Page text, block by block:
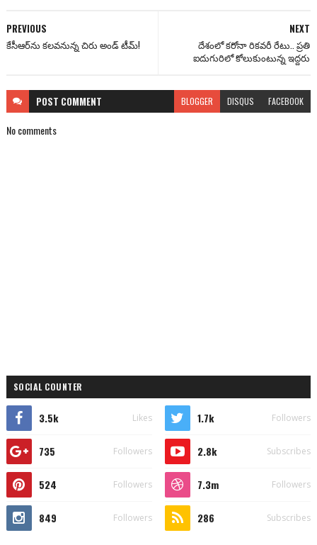
NEXT
దేశంలో కరోనా రికవరీ రేటు.. ప్రతి
ఐదుగురిలో కోలుకుంటున్న ఇద్దరు
PREVIOUS
కేసీఆర్‌ను కలవనున్న చిరు అండ్ టీమ్!
POST COMMENT BLOGGER DISQUS FACEBOOK
No comments
SOCIAL COUNTER
3.5k Likes 1.7k Followers
735 Followers 2.8k Subscribes
524 Followers 7.3m Followers
849 Followers 286 Subscribes